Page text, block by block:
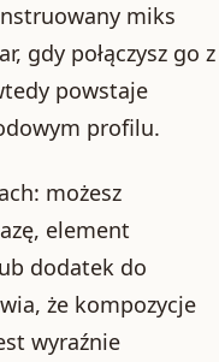
miks
gdy połączysz go z
powstaje
profilu.
możesz
element
dodatek do
że kompozycje
wyraźnie